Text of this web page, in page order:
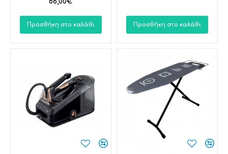
Προσθήκη στο καλάθι Προσθήκη στο καλάθι